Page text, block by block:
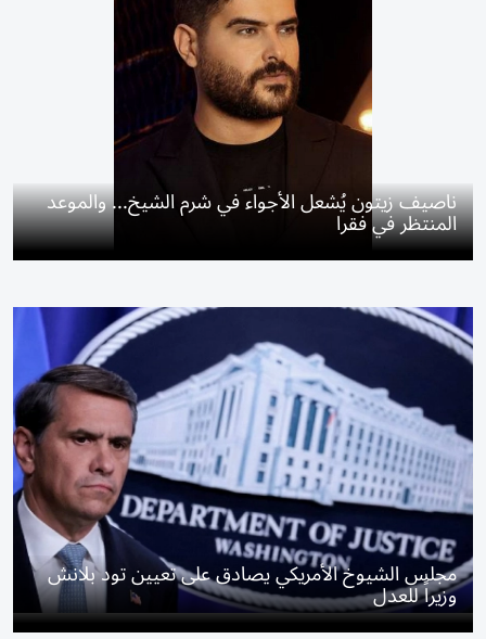
ناصيف زيتون يُشعل الأجواء في شرم الشيخ... والموعد
المنتظر في فقرا
مجلس الشيوخ الأمريكي يصادق على تعيين تود بلانش
وزيراً للعدل